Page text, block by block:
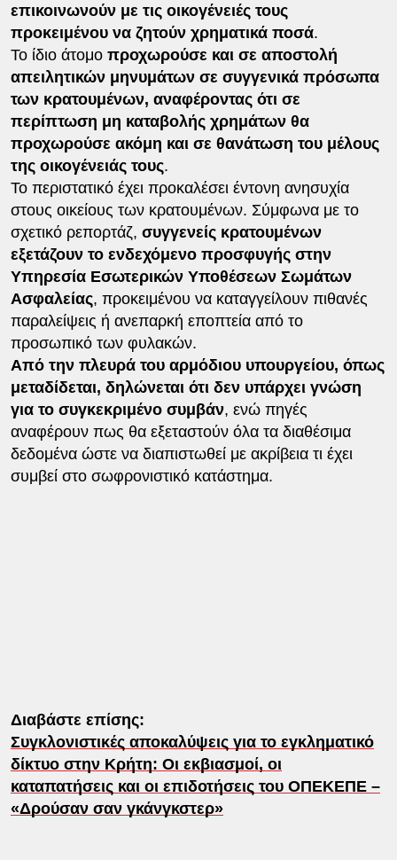
επικοινωνούν με τις οικογένειές τους
προκειμένου να ζητούν χρηματικά ποσά.
Το ίδιο άτομο προχωρούσε και σε αποστολή
απειλητικών μηνυμάτων σε συγγενικά πρόσωπα
των κρατουμένων, αναφέροντας ότι σε
περίπτωση μη καταβολής χρημάτων θα
προχωρούσε ακόμη και σε θανάτωση του μέλους
της οικογένειάς τους.
Το περιστατικό έχει προκαλέσει έντονη ανησυχία
στους οικείους των κρατουμένων. Σύμφωνα με το
σχετικό ρεπορτάζ, συγγενείς κρατουμένων
εξετάζουν το ενδεχόμενο προσφυγής στην
Υπηρεσία Εσωτερικών Υποθέσεων Σωμάτων
Ασφαλείας, προκειμένου να καταγγείλουν πιθανές
παραλείψεις ή ανεπαρκή εποπτεία από το
προσωπικό των φυλακών.
Από την πλευρά του αρμόδιου υπουργείου, όπως
μεταδίδεται, δηλώνεται ότι δεν υπάρχει γνώση
για το συγκεκριμένο συμβάν, ενώ πηγές
αναφέρουν πως θα εξεταστούν όλα τα διαθέσιμα
δεδομένα ώστε να διαπιστωθεί με ακρίβεια τι έχει
συμβεί στο σωφρονιστικό κατάστημα.
Διαβάστε επίσης:
Συγκλονιστικές αποκαλύψεις για το εγκληματικό
δίκτυο στην Κρήτη: Οι εκβιασμοί, οι
καταπατήσεις και οι επιδοτήσεις του ΟΠΕΚΕΠΕ –
«Δρούσαν σαν γκάνγκστερ»